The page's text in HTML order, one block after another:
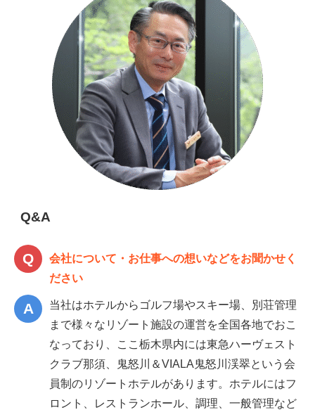
Q&A
会社について・お仕事への想いなどをお聞かせく
ださい
当社はホテルからゴルフ場やスキー場、別荘管理
まで様々なリゾート施設の運営を全国各地でおこ
なっており、ここ栃木県内には東急ハーヴェスト
クラブ那須、鬼怒川＆VIALA鬼怒川渓翠という会
員制のリゾートホテルがあります。ホテルにはフ
ロント、レストランホール、調理、一般管理など